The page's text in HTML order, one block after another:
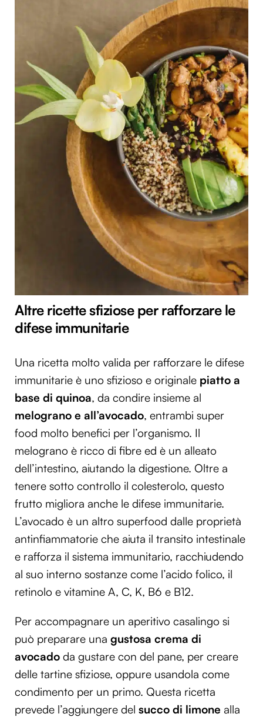
Altre ricette sfiziose per rafforzare le
difese immunitarie
Una ricetta molto valida per rafforzare le difese
immunitarie è uno sfizioso e originale piatto a
base di quinoa, da condire insieme al
melograno e all’avocado, entrambi super
food molto benefici per l’organismo. Il
melograno è ricco di fibre ed è un alleato
dell’intestino, aiutando la digestione. Oltre a
tenere sotto controllo il colesterolo, questo
frutto migliora anche le difese immunitarie.
L’avocado è un altro superfood dalle proprietà
antinfiammatorie che aiuta il transito intestinale
e rafforza il sistema immunitario, racchiudendo
al suo interno sostanze come l’acido folico, il
retinolo e vitamine A, C, K, B6 e B12.
Per accompagnare un aperitivo casalingo si
può preparare una gustosa crema di
avocado da gustare con del pane, per creare
delle tartine sfiziose, oppure usandola come
condimento per un primo. Questa ricetta
prevede l’aggiungere del succo di limone alla